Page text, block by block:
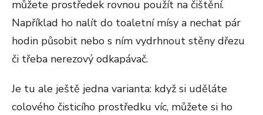
můžete prostředek rovnou použít na čištění.
Například ho nalít do toaletní mísy a nechat pár
hodin působit nebo s ním vydrhnout stěny dřezu
či třeba nerezový odkapávač.
Je tu ale ještě jedna varianta: když si uděláte
colového čisticího prostředku víc, můžete si ho